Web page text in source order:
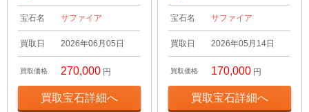
宝石名 サファイア
買取日 2026年06月05日
買取価格 270,000 円
買取宝石詳細へ
宝石名 サファイア
買取日 2026年05月14日
買取価格 170,000 円
買取宝石詳細へ